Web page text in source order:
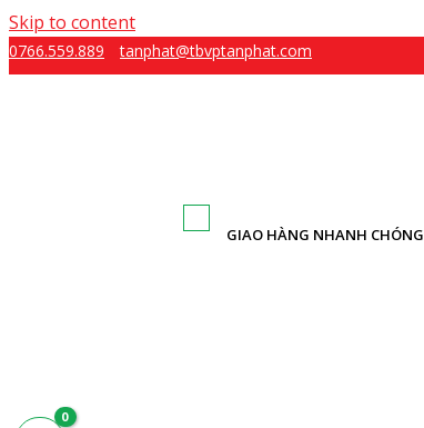
Skip to content
0766.559.889 tanphat@tbvptanphat.com
GIAO HÀNG NHANH CHÓNG